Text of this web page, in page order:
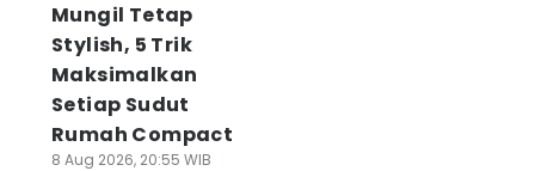
Mungil Tetap
Stylish, 5 Trik
Maksimalkan
Setiap Sudut
Rumah Compact
8 Aug 2026, 20:55 WIB